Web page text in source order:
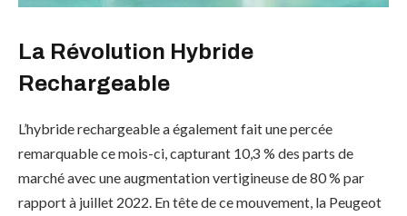
La Révolution Hybride
Rechargeable
L’hybride rechargeable a également fait une percée
remarquable ce mois-ci, capturant 10,3 % des parts de
marché avec une augmentation vertigineuse de 80 % par
rapport à juillet 2022. En tête de ce mouvement, la Peugeot